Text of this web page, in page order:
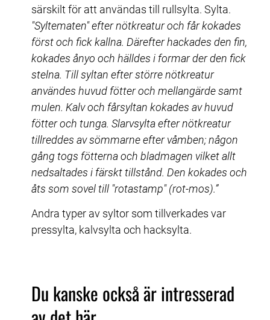
"Syltematen" efter nötkreatur och får kokades
först och fick kallna. Därefter hackades den fin,
kokades ånyo och hälldes i formar der den fick
stelna. Till syltan efter större nötkreatur
användes huvud fötter och mellangärde samt
mulen. Kalv och fårsyltan kokades av huvud
fötter och tunga. Slarvsylta efter nötkreatur
tillreddes av sömmarne efter våmben; någon
gång togs fötterna och bladmagen vilket allt
nedsaltades i färskt tillstånd. Den kokades och
åts som sovel till "rotastamp" (rot-mos).”
Andra typer av syltor som tillverkades var
pressylta, kalvsylta och hacksylta.
Du kanske också är intresserad